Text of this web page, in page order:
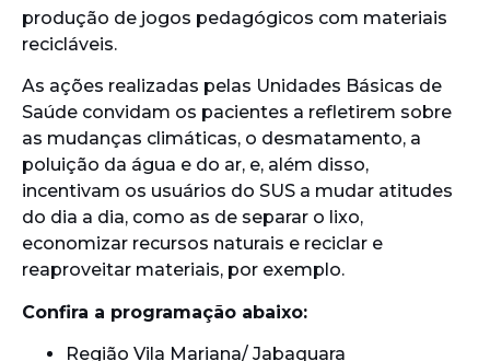
produção de jogos pedagógicos com materiais
recicláveis.
As ações realizadas pelas Unidades Básicas de
Saúde convidam os pacientes a refletirem sobre
as mudanças climáticas, o desmatamento, a
poluição da água e do ar, e, além disso,
incentivam os usuários do SUS a mudar atitudes
do dia a dia, como as de separar o lixo,
economizar recursos naturais e reciclar e
reaproveitar materiais, por exemplo.
Confira a programação abaixo:
Região Vila Mariana/ Jabaquara